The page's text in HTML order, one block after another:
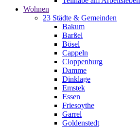
Wohnen
23 Städte & Gemeinden
Bakum
Barßel
Bösel
Cappeln
Cloppenburg
Damme
Dinklage
Emstek
Essen
Friesoythe
Garrel
Goldenstedt